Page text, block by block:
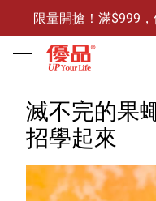
限量開搶！滿$999
防霉清潔好幫
限量開搶！滿$999
🔥任選1件折9元-新老客
滅不完的果
招學起來